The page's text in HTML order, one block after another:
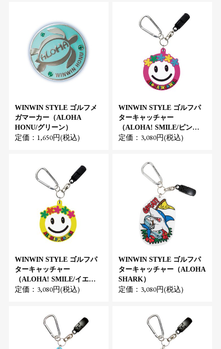
WINWIN STYLE ゴルフメ
ガマーカー（ALOHA
HONU/グリーン）
定価：1,650円(税込)
WINWIN STYLE ゴルフパ
ターキャッチャー
（ALOHA! SMILE/ピン
ク）
定価：3,080円(税込)
WINWIN STYLE ゴルフパ
ターキャッチャー
（ALOHA! SMILE/イエロ
ー）
定価：3,080円(税込)
WINWIN STYLE ゴルフパ
ターキャッチャー（ALOHA
SHARK）
定価：3,080円(税込)